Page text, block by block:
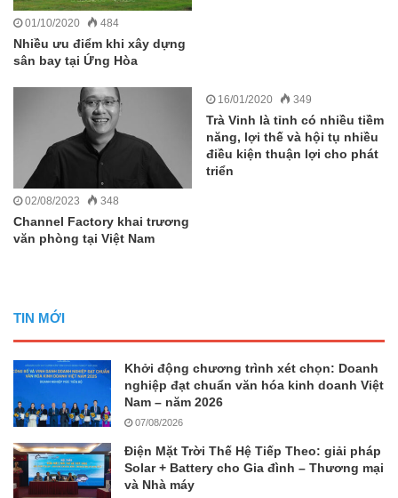
01/10/2020 484
Nhiều ưu điểm khi xây dựng
sân bay tại Ứng Hòa
02/08/2023 348
Channel Factory khai trương
văn phòng tại Việt Nam
16/01/2020 349
Trà Vinh là tỉnh có nhiều tiềm
năng, lợi thế và hội tụ nhiều
điều kiện thuận lợi cho phát
triển
TIN MỚI
Khởi động chương trình xét chọn: Doanh
nghiệp đạt chuẩn văn hóa kinh doanh Việt
Nam – năm 2026
07/08/2026
Điện Mặt Trời Thế Hệ Tiếp Theo: giải pháp
Solar + Battery cho Gia đình – Thương mại
và Nhà máy